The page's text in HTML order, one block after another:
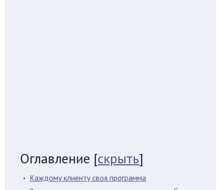
Оглавление [скрыть]
Каждому клиенту своя программа